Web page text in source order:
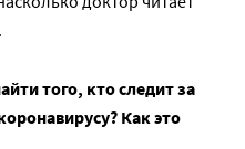
того, кто следит за
Как это